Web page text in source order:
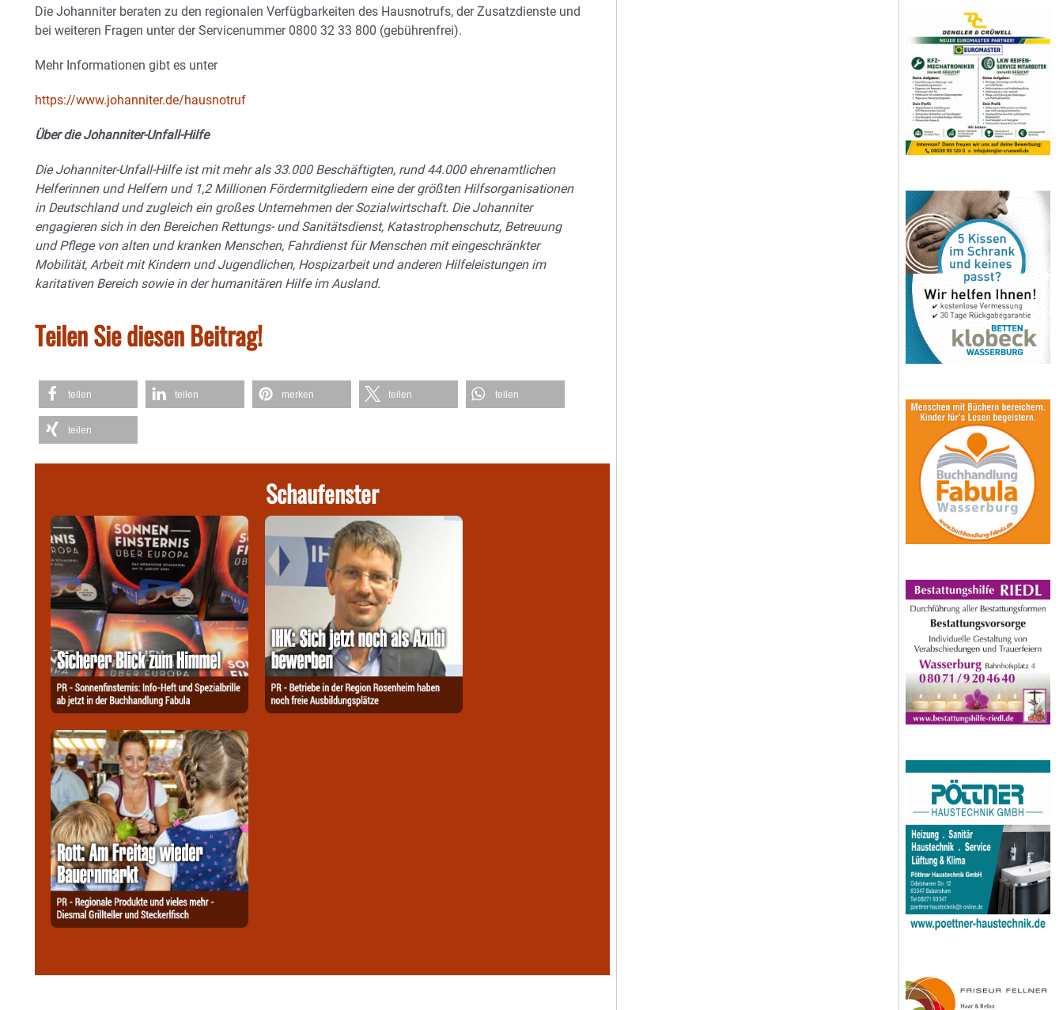
Die Johanniter beraten zu den regionalen Verfügbarkeiten des Hausnotrufs, der Zusatzdienste und
bei weiteren Fragen unter der Servicenummer 0800 32 33 800 (gebührenfrei).
Mehr Informationen gibt es unter
https://www.johanniter.de/hausnotruf
Über die Johanniter-Unfall-Hilfe
Die Johanniter-Unfall-Hilfe ist mit mehr als 33.000 Beschäftigten, rund 44.000 ehrenamtlichen
Helferinnen und Helfern und 1,2 Millionen Fördermitgliedern eine der größten Hilfsorganisationen
in Deutschland und zugleich ein großes Unternehmen der Sozialwirtschaft. Die Johanniter
engagieren sich in den Bereichen Rettungs- und Sanitätsdienst, Katastrophenschutz, Betreuung
und Pflege von alten und kranken Menschen, Fahrdienst für Menschen mit eingeschränkter
Mobilität, Arbeit mit Kindern und Jugendlichen, Hospizarbeit und anderen Hilfeleistungen im
karitativen Bereich sowie in der humanitären Hilfe im Ausland.
Teilen Sie diesen Beitrag!
teilen teilen merken teilen teilen
teilen
Schaufenster